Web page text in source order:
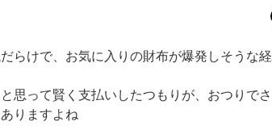
らけで、お気に入りの財布が爆発しそうな
思って賢く支払いしたつもりが、おつりで
りますよね